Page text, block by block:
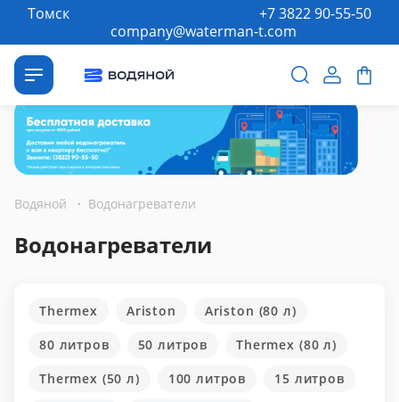
Томск
company@waterman-t.com
+7 3822 90-55-50
Водяной · Водонагреватели
Водонагреватели
Thermex Ariston
Ariston (80 л)
80 литров
50 литров
Thermex (80 л)
Thermex (50 л)
100 литров
15 литров